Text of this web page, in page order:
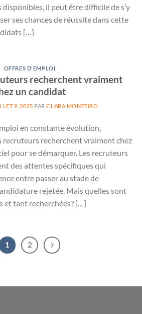
il peut être difficile de s’y
ses chances de réussite dans cette
[…]
OFFRES D'EMPLOI
recherchent vraiment
un candidat
9, 2025 PARCLARA MONTEIRO
en constante évolution,
recruteurs recherchent vraiment chez
pour se démarquer. Les recruteurs
des attentes spécifiques qui
entre passer au stade de
rejetée. Mais quelles sont
et tant recherchées? […]
1 2